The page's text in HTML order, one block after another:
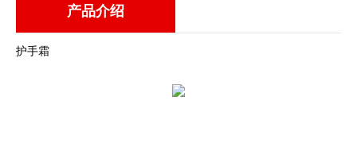
产品介绍
护手霜